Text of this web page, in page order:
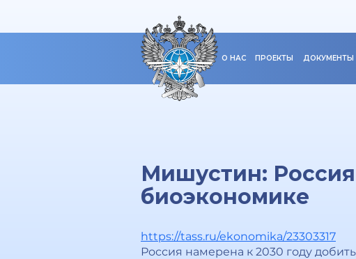
О НАС ПРОЕКТЫ ДОКУМЕНТЫ
Мишустин:
биоэкономике
https://tass.ru/ekonomika/23303317
Россия намерена к 2030 году